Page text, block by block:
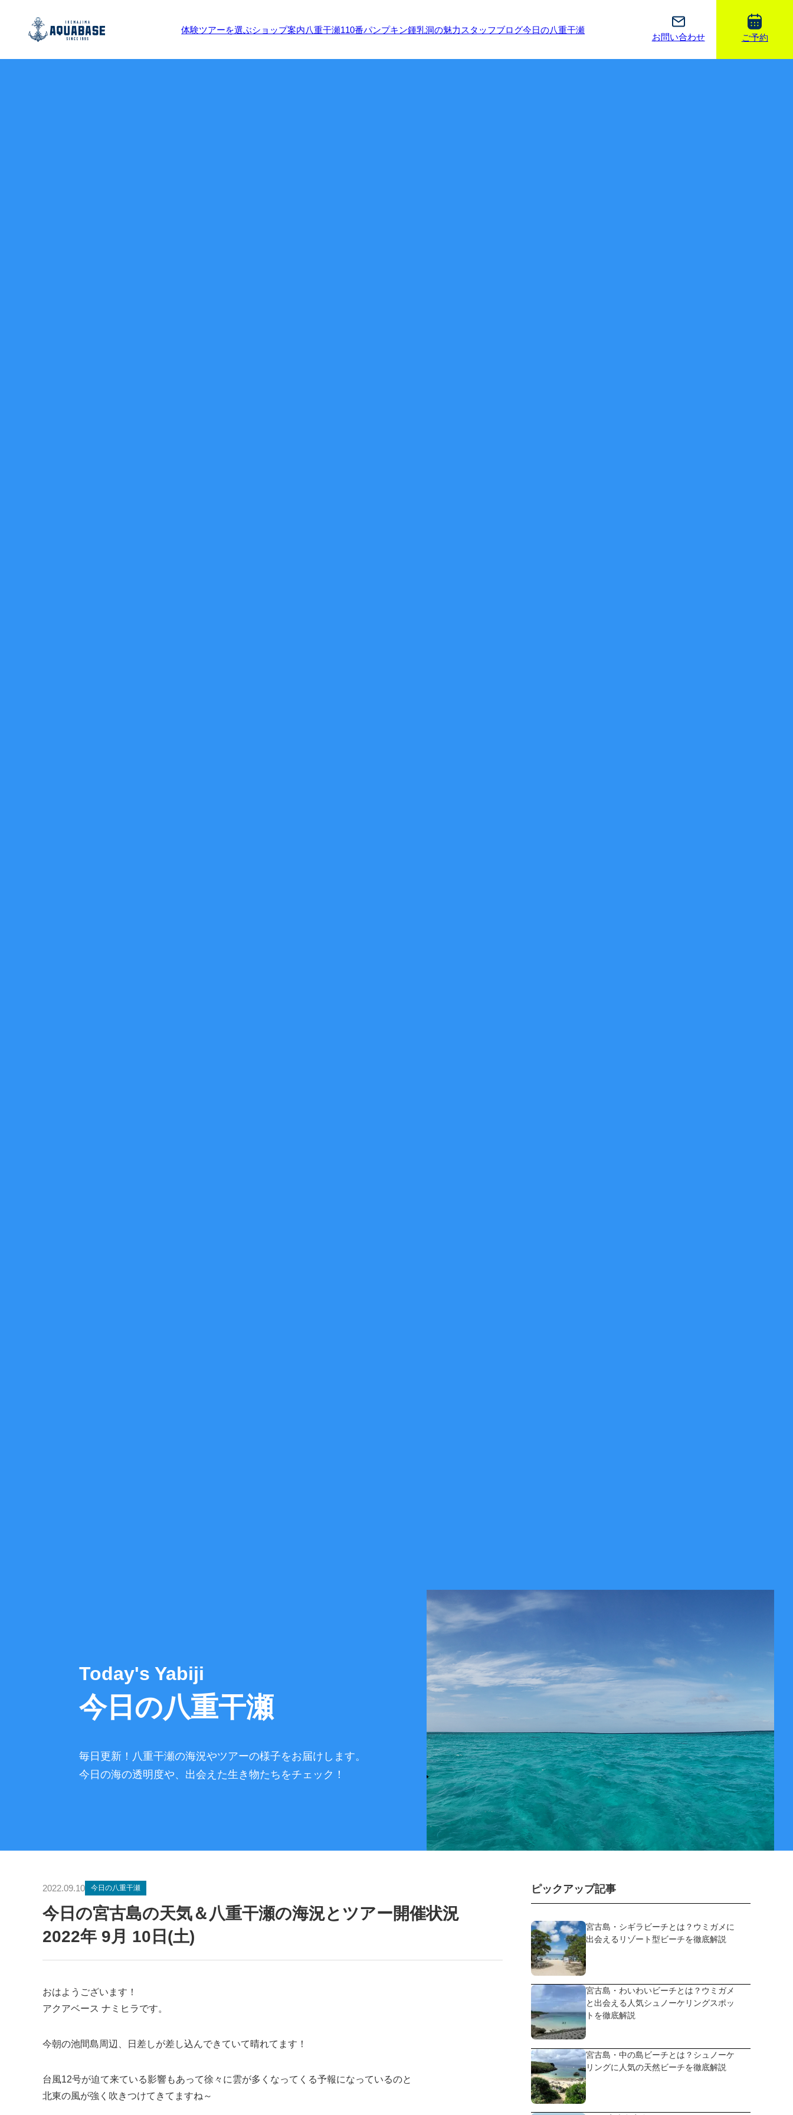
体験ツアーを選ぶショップ案内八重干瀬110番パンプキン鍾乳洞の魅力 スタッフブログ今日の八重干瀬
お問い合わせ ご予約
Today's Yabiji
今日の八重干瀬
毎日更新！八重干瀬の海況やツアーの様子をお届けします。
今日の海の透明度や、出会えた生き物たちをチェック！
2022.09.10 今日の八重干瀬
今日の宮古島の天気＆八重干瀬の海況とツアー開催状況
2022年 9月 10日(土)
おはようございます！
アクアベース ナミヒラです。
今朝の池間島周辺、日差しが差し込んできていて晴れてます！
台風12号が迫て来ている影響もあって徐々に雲が多くなってくる予報になっているのと
北東の風が強く吹きつけてきてますね～
ピックアップ記事
宮古島・シギラビーチとは？ウミガメに
出会えるリゾート型ビーチを徹底解説
宮古島・わいわいビーチとは？ウミガメ
と出会える人気シュノーケリングスポッ
トを徹底解説
宮古島・中の島ビーチとは？シュノーケ
リングに人気の天然ビーチを徹底解説